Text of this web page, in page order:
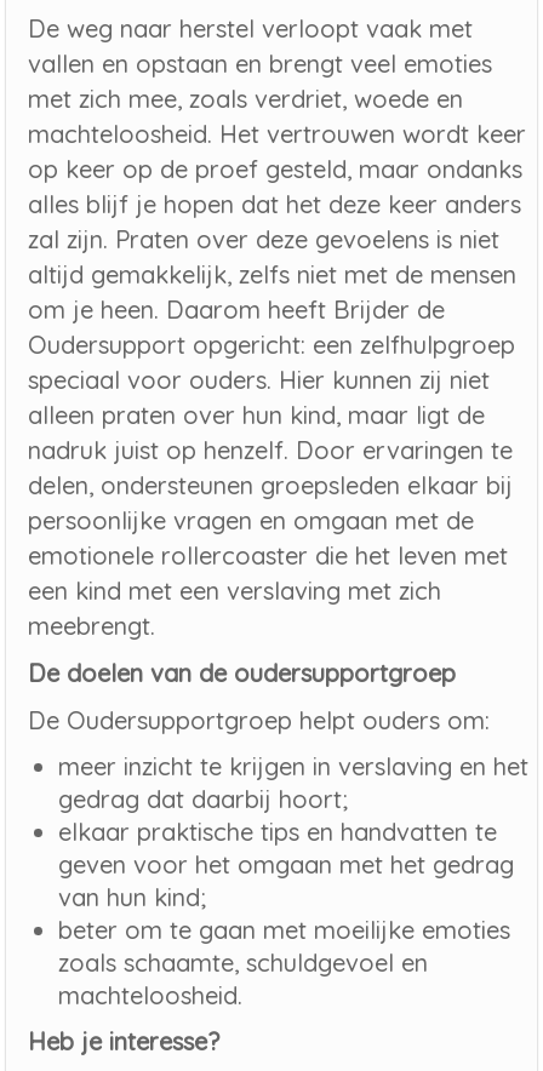
De weg naar herstel verloopt vaak met
vallen en opstaan en brengt veel emoties
met zich mee, zoals verdriet, woede en
machteloosheid. Het vertrouwen wordt keer
op keer op de proef gesteld, maar ondanks
alles blijf je hopen dat het deze keer anders
zal zijn. Praten over deze gevoelens is niet
altijd gemakkelijk, zelfs niet met de mensen
om je heen. Daarom heeft Brijder de
Oudersupport opgericht: een zelfhulpgroep
speciaal voor ouders. Hier kunnen zij niet
alleen praten over hun kind, maar ligt de
nadruk juist op henzelf. Door ervaringen te
delen, ondersteunen groepsleden elkaar bij
persoonlijke vragen en omgaan met de
emotionele rollercoaster die het leven met
een kind met een verslaving met zich
meebrengt.
De doelen van de oudersupportgroep
De Oudersupportgroep helpt ouders om:
meer inzicht te krijgen in verslaving en het
gedrag dat daarbij hoort;
elkaar praktische tips en handvatten te
geven voor het omgaan met het gedrag
van hun kind;
beter om te gaan met moeilijke emoties
zoals schaamte, schuldgevoel en
machteloosheid.
Heb je interesse?